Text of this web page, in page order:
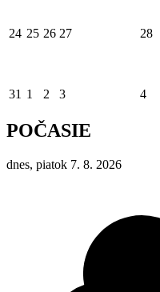
24 25 26 27 28
31 1 2 3 4
POČASIE
dnes, piatok 7. 8. 2026